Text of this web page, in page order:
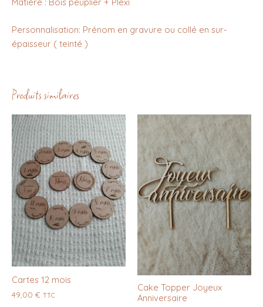
Personnalisation: Prénom en gravure ou collé en sur-
épaisseur ( teinté )
Produits similaires
Cartes 12 mois
49,00 € TTC
Cake Topper Joyeux
Anniversaire